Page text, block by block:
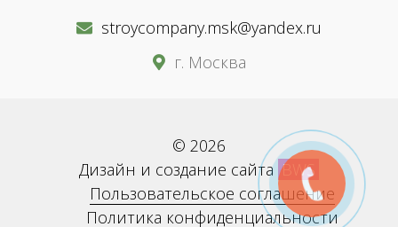
stroycompany.msk@yandex.ru
г. Москва
© 2026
Дизайн и создание сайта BWS
Пользовательское соглашение
Политика конфиденциальности